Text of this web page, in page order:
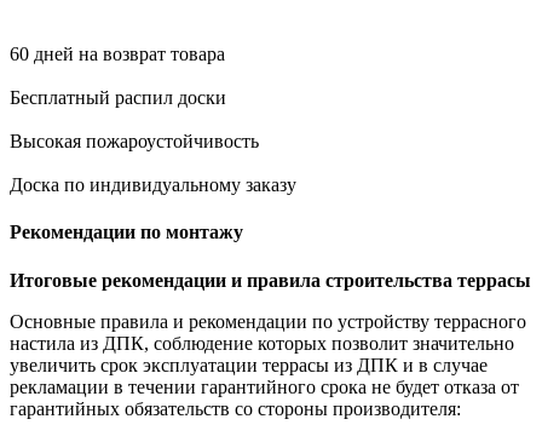
60 дней на возврат товара
Бесплатный распил доски
Высокая пожароустойчивость
Доска по индивидуальному заказу
Рекомендации по монтажу
Итоговые рекомендации и правила строительства террасы
Основные правила и рекомендации по устройству террасного
настила из ДПК, соблюдение которых позволит значительно
увеличить срок эксплуатации террасы из ДПК и в случае
рекламации в течении гарантийного срока не будет отказа от
гарантийных обязательств со стороны производителя: